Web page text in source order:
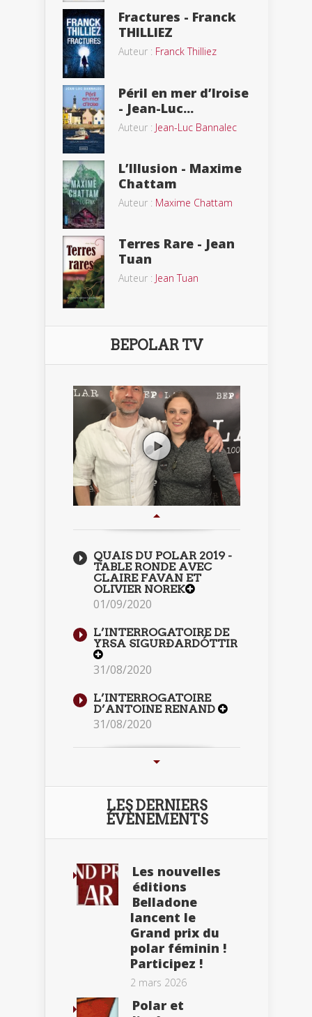
Fractures - Franck
THILLIEZ
Auteur : Franck Thilliez
Péril en mer d’Iroise
- Jean-Luc...
Auteur : Jean-Luc Bannalec
L’Illusion - Maxime
Chattam
Auteur : Maxime Chattam
Terres Rare - Jean
Tuan
Auteur : Jean Tuan
BEPOLAR TV
QUAIS DU POLAR 2019 -
TABLE RONDE AVEC
CLAIRE FAVAN ET
OLIVIER NOREK
01/09/2020
L’INTERROGATOIRE DE
YRSA SIGURÐARDÓTTIR
31/08/2020
L’INTERROGATOIRE
D’ANTOINE RENAND
31/08/2020
LES DERNIERS
ÉVÈNEMENTS
Les nouvelles
éditions
Belladone
lancent le
Grand prix du
polar féminin !
Participez !
2 mars 2026
Polar et